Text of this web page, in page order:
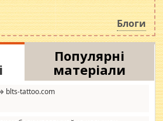
питання. Штучно
ще одна соціальна катастрофа.
Блоги
Популярні
матеріали
blts-tattoo.com